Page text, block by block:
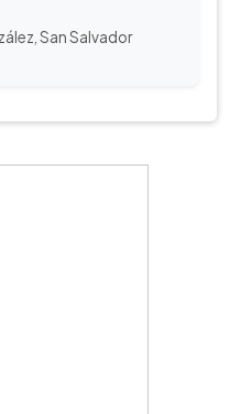
San Salvador